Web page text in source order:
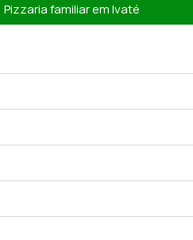
Pizzaria familiar em Ivaté